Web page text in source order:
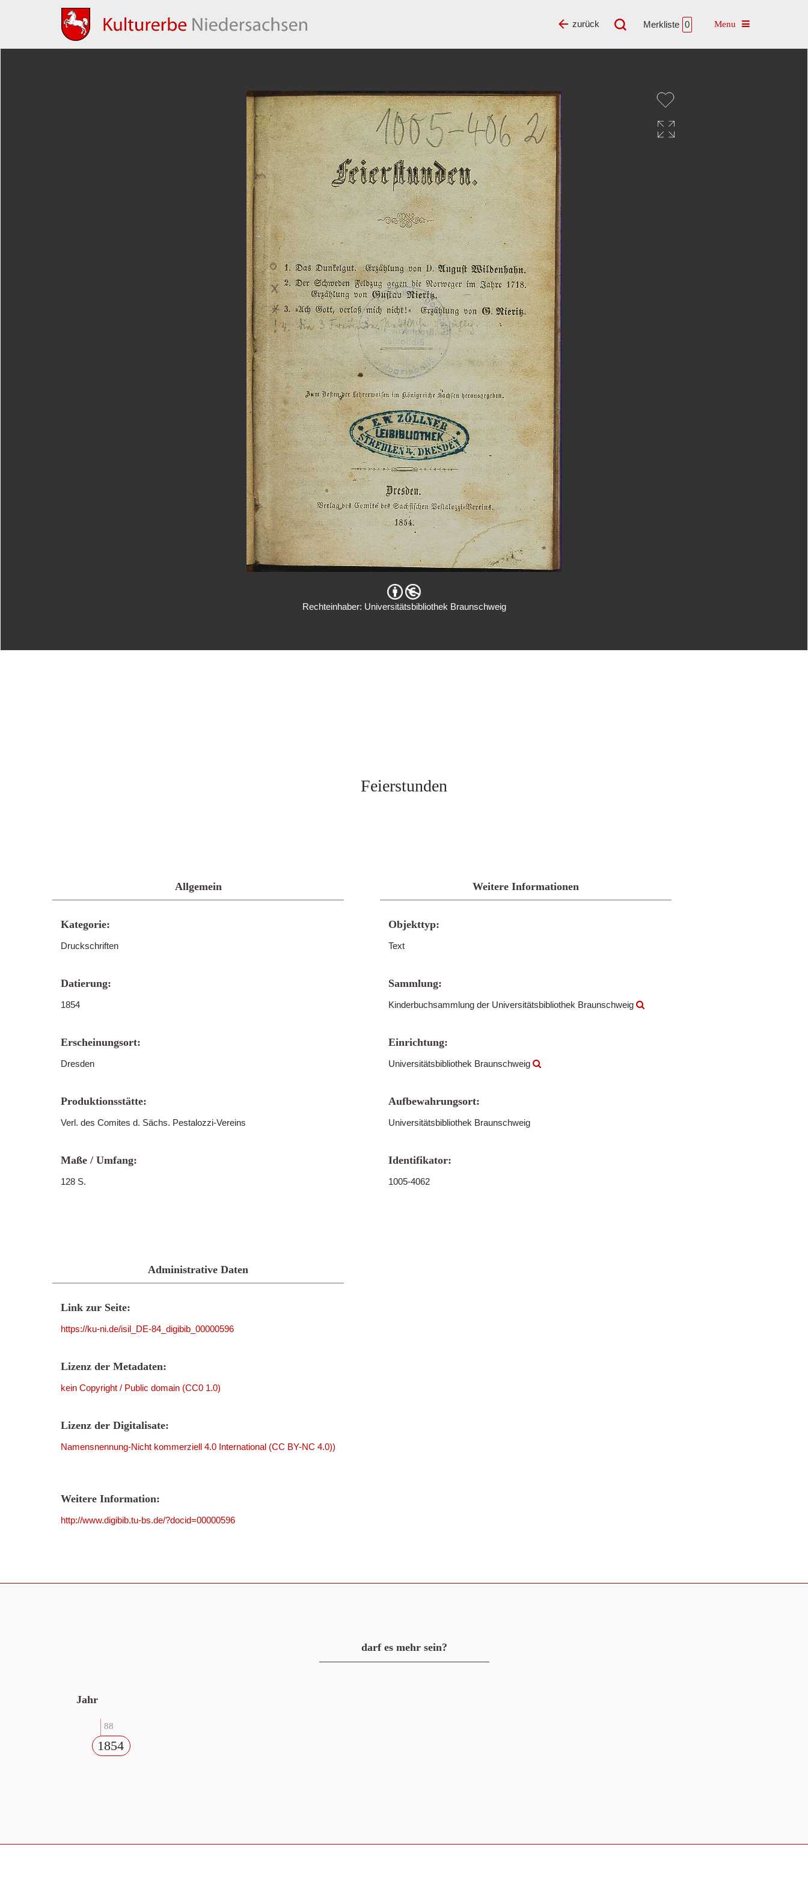
Merkliste 0 Toggle navigation
zurück
Rechteinhaber: Universitätsbibliothek Braunschweig
Feierstunden
Allgemein
Kategorie:
Druckschriften
Datierung:
1854
Erscheinungsort:
Dresden
Produktionsstätte:
Verl. des Comites d. Sächs. Pestalozzi-Vereins
Maße / Umfang:
128 S.
Weitere Informationen
Objekttyp:
Text
Sammlung:
Kinderbuchsammlung der Universitätsbibliothek Braunschweig
Einrichtung:
Universitätsbibliothek Braunschweig
Aufbewahrungsort:
Universitätsbibliothek Braunschweig
Identifikator:
1005-4062
Administrative Daten
Link zur Seite:
https://ku-ni.de/isil_DE-84_digibib_00000596
Lizenz der Metadaten:
kein Copyright / Public domain (CC0 1.0)
Lizenz der Digitalisate:
Namensnennung-Nicht kommerziell 4.0 International (CC BY-NC 4.0))
Weitere Information:
http://www.digibib.tu-bs.de/?docid=00000596
darf es mehr sein?
Jahr
88
1854